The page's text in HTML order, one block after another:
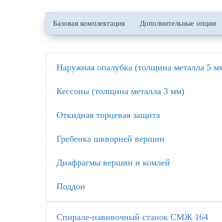
Базовая комплектация Дополнительные опции
Наружная опалубка (толщина металла 5
Кессоны (толщина металла 3 мм)
Откидная торцевая защита
Гребенка шкворней вершин
Диафрагмы вершин и комлей
Поддон
Спирале-навивочный станок СМЖ 164